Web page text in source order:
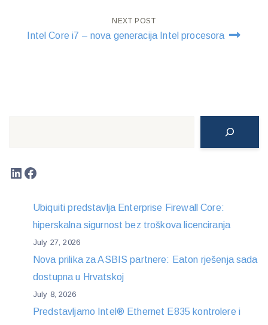
NEXT POST
Intel Core i7 – nova generacija Intel procesora
LinkedIn
Facebook
Ubiquiti predstavlja Enterprise Firewall Core:
hiperskalna sigurnost bez troškova licenciranja
July 27, 2026
Nova prilika za ASBIS partnere: Eaton rješenja sada
dostupna u Hrvatskoj
July 8, 2026
Predstavljamo Intel® Ethernet E835 kontrolere i